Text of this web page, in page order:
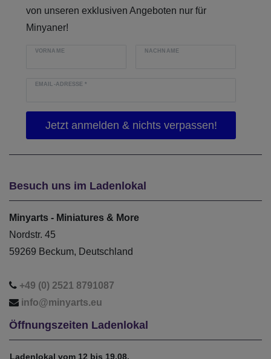
von unseren exklusiven Angeboten nur für
Minyaner!
VORNAME NACHNAME
EMAIL-ADRESSE*
Besuch uns im Ladenlokal
Minyarts - Miniatures & More
Nordstr. 45
59269 Beckum, Deutschland
+49 (0) 2521 8791087
info@minyarts.eu
Öffnungszeiten Ladenlokal
Ladenlokal vom 12 bis 19.08.